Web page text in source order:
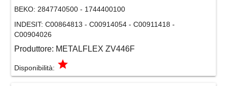
BEKO: 2847740500 - 1744400100
INDESIT: C00864813 - C00914054 - C00911418 -
C00904026
Produttore: METALFLEX ZV446F
Disponibilità: grade